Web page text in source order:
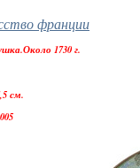
франции
1730 г.
см.